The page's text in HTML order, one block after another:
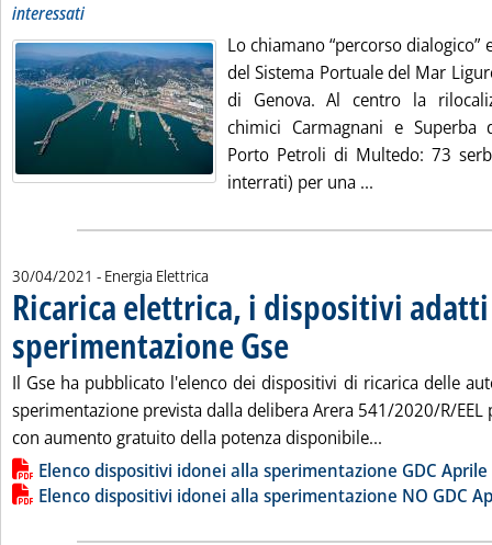
interessati
Lo chiamano “percorso dialogico”
del Sistema Portuale del Mar
di Genova. Al centro la
chimici Carmagnani e
Porto Petroli di Multedo: 73
interrati) per una ...
30/04/2021 - Energia Elettrica
Ricarica elettrica, i dispositivi
sperimentazione Gse . Pubblicata venerdì 30 aprile 2021
Il Gse ha pubblicato l'elenco dei dispositivi di ricarica delle
sperimentazione prevista dalla delibera Arera 541/2020/R/
con aumento gratuito della potenza disponibile...
Lista allegati PDF alla notizia
Elenco dispositivi idonei alla sperimentazione GDC
Elenco dispositivi idonei alla sperimentazione NO GDC